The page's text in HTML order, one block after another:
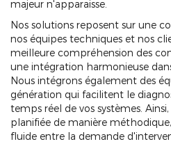
majeur n'apparaisse.
Nos solutions reposent sur une
nos équipes techniques et nos
meilleure compréhension des
une intégration harmonieuse
Nous intégrons également des
génération qui facilitent le
temps réel de vos systèmes.
planifiée de manière
fluide entre la demande